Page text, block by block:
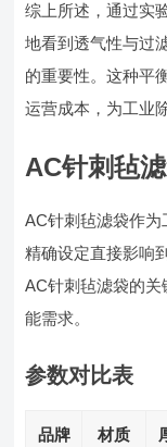
综上所述，通过实
地看到透气性与过
的重要性。这种平
运营成本，为工业
AC针刺毡
AC针刺毡滤袋作
精确设定直接影响
AC针刺毡滤袋的
能需求。
参数对比表
品牌 材质